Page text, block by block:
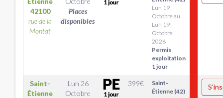
42100
rue de la
Montat
Places
disponibles
Lun 19
Octobre au
Lun 19
Octobre
2026
Permis
exploitation
1 jour
Saint-
Étienne
Lun 26
Octobre
399€
Saint-
Étienne (42)